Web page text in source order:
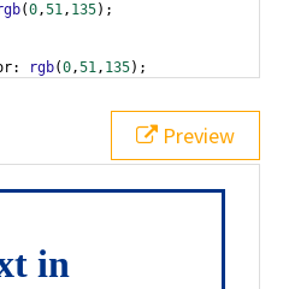
(0,51, 135);
: rgb(0,51, 135);
bottom ,
Preview